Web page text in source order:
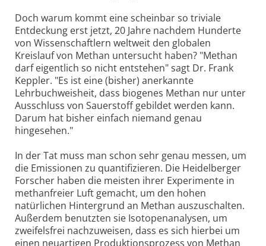
Doch warum kommt eine scheinbar so triviale
Entdeckung erst jetzt, 20 Jahre nachdem Hunderte
von Wissenschaftlern weltweit den globalen
Kreislauf von Methan untersucht haben? "Methan
darf eigentlich so nicht entstehen" sagt Dr. Frank
Keppler. "Es ist eine (bisher) anerkannte
Lehrbuchweisheit, dass biogenes Methan nur unter
Ausschluss von Sauerstoff gebildet werden kann.
Darum hat bisher einfach niemand genau
hingesehen."
In der Tat muss man schon sehr genau messen, um
die Emissionen zu quantifizieren. Die Heidelberger
Forscher haben die meisten ihrer Experimente in
methanfreier Luft gemacht, um den hohen
natürlichen Hintergrund an Methan auszuschalten.
Außerdem benutzten sie Isotopenanalysen, um
zweifelsfrei nachzuweisen, dass es sich hierbei um
einen neuartigen Produktionsprozess von Methan